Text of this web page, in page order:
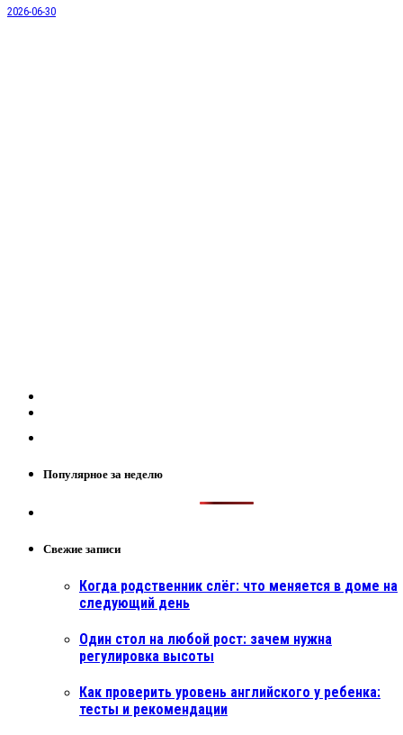
2026-06-30
Популярное за неделю
Свежие записи
Когда родственник слёг: что меняется в доме на
следующий день
Один стол на любой рост: зачем нужна
регулировка высоты
Как проверить уровень английского у ребенка:
тесты и рекомендации